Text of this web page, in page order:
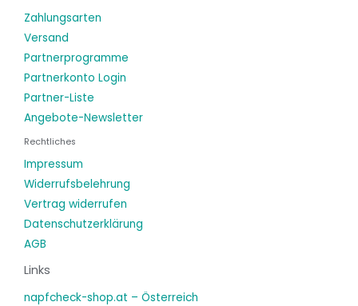
Zahlungsarten
Versand
Partnerprogramme
Partnerkonto Login
Partner-Liste
Angebote-Newsletter
Rechtliches
Impressum
Widerrufsbelehrung
Vertrag widerrufen
Datenschutzerklärung
AGB
Links
napfcheck-shop.at – Österreich